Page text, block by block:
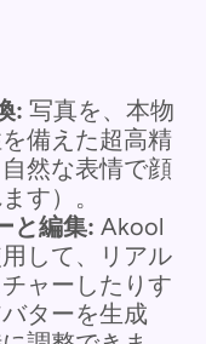
: 写真を、本物
備えた超高精
然な表情で顔
す）。
と編集: Akool
して、リアル
ャーしたりす
ターを生成